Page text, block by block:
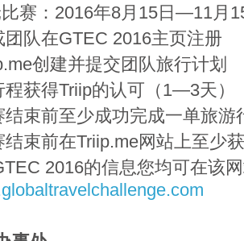
赛：2016年8月15日—11月
团队在GTEC 2016主页注册
创建并提交团队旅行计划
程获得Triip的认可（1—3天）
结束前至少成功完成一单旅游
结束前在Triip.me网站上至少
2016的信息您均可在该